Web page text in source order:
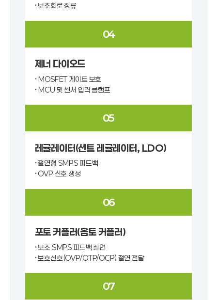
• 보조회로 정류
04
제너 다이오드
• MOSFET 게이트 보호
• MCU 및 센서 입력 클램프
05
레귤레이터(션트 레귤레이터, LDO)
• 절연형 SMPS 피드백
• OVP 신호 생성
06
포토 커플러(옵토 커플러)
• 보조 SMPS 피드백 절연
• 보호신호(OVP/OTP/OCP) 절연 전달
07